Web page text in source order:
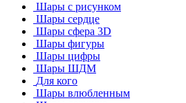
Шары с рисунком
Шары сердце
Шары сфера 3D
Шары фигуры
Шары цифры
Шары ШДМ
Для кого
Шары влюбленным